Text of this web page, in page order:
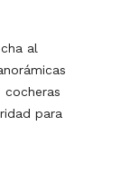
al
cocheras
para